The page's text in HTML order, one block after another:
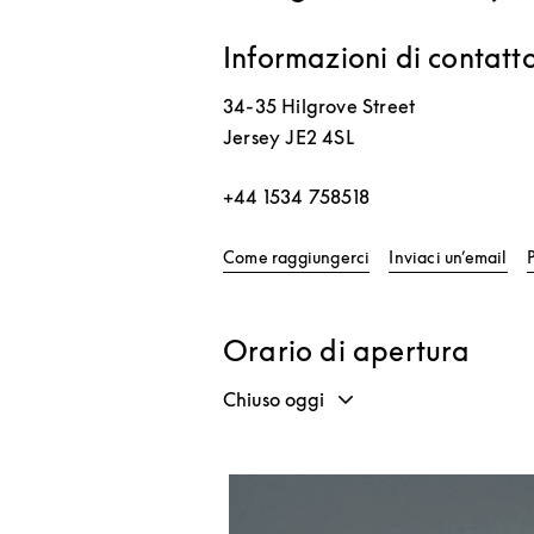
Informazioni di
34-35 Hilgrove Street
Jersey JE2 4SL
+44 1534 758518
Come raggiungerci Link Opens in New
Inviaci un’email
Orario di apertura
Chiuso oggi